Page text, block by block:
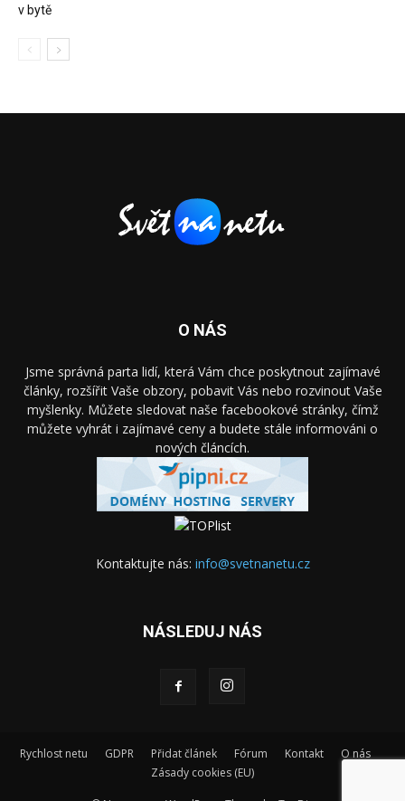
v bytě
O NÁS
Jsme správná parta lidí, která Vám chce poskytnout zajímavé
články, rozšířit Vaše obzory, pobavit Vás nebo rozvinout Vaše
myšlenky. Můžete sledovat naše facebookové stránky, čímž
můžete vyhrát i zajímavé ceny a budete stále informováni o
nových článcích.
Kontaktujte nás: info@svetnanetu.cz
NÁSLEDUJ NÁS
Rychlost netu GDPR Přidat článek Fórum Kontakt
O nás
Zásady cookies (EU)